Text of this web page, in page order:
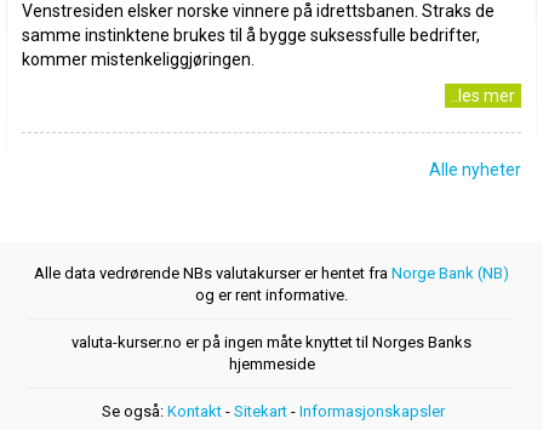
Venstresiden elsker norske vinnere på idrettsbanen. Straks de
samme instinktene brukes til å bygge suksessfulle bedrifter,
kommer mistenkeliggjøringen.
..les mer
Alle nyheter
Alle data vedrørende NBs valutakurser er hentet fra Norge Bank (NB)
og er rent informative.
valuta-kurser.no er på ingen måte knyttet til Norges Banks
hjemmeside
Se også: Kontakt - Sitekart - Informasjonskapsler